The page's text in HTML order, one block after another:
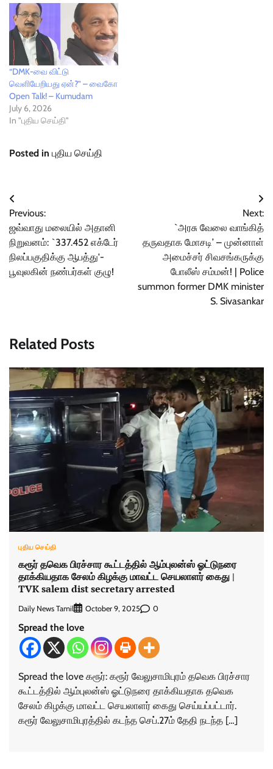
“DMK-வை விட்டு
வெளியேறியது ஏன்?” – வைகோ
Open Talk! – Kumudam
July 6, 2026
In "புதிய செய்தி"
Posted in புதிய செய்தி
Post
navigation
Previous:
ஜவ்வாது மலையில் அதானி
நிறுவனம்: `337.452 எக்டேர்
நிலப்பகுதிக்கு ஆபத்து'-
பூவுலகின் நண்பர்கள் குழு!
Next:
`அரசு வேலை வாங்கித்
தருவதாக மோசடி’ – முன்னாள்
அமைச்சர் சிவசங்கருக்கு
போலீஸ் சம்மன்! | Police
summon former DMK minister
S. Sivasankar
Related Posts
புதிய செய்தி
கரூர் தவெக பிரச்சார கூட்டத்தில் ஆம்புலன்ஸ் ஓட்டுநரை
தாக்கியதாக சேலம் கிழக்கு மாவட்ட செயலாளர் கைது |
TVK salem dist secretary arrested
Daily News Tamil October 9, 2025 0
Spread the love
Spread the love கரூர்: கரூர் வேலுசாமிபுரம் தவெக பிரச்சார
கூட்டத்தில் ஆம்புலன்ஸ் ஓட்டுநரை தாக்கியதாக தவெக
சேலம் கிழக்கு மாவட்ட செயலாளர் கைது செய்யப்பட்டார்.
கரூர் வேலுசாமிபுரத்தில் கடந்த செப்.27ம் தேதி நடந்த […]